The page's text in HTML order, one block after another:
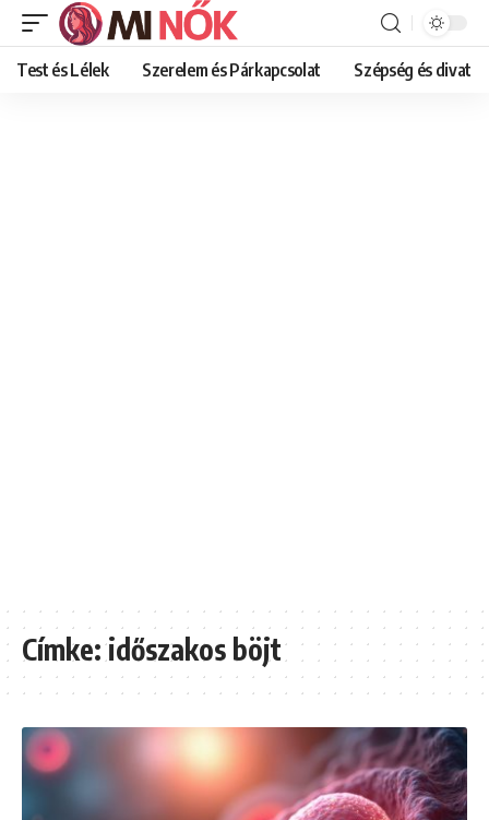
Test és Lélek Szerelem és Párkapcsolat Szépség és divat
Címke:időszakos böjt